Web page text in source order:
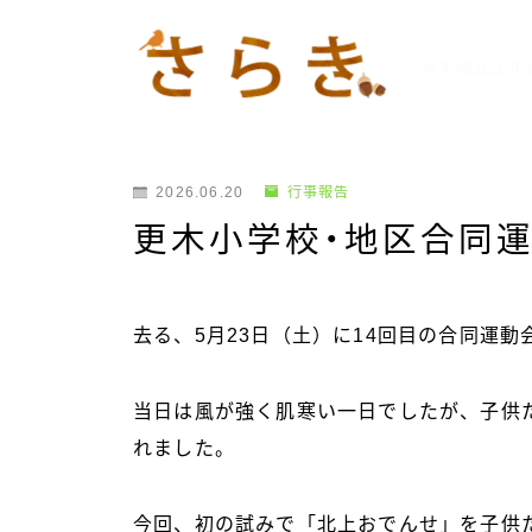
2026.06.20 行事報告
更木小学校・地区合同
去る、5月23日（土）に14回目の合同運動
当日は風が強く肌寒い一日でしたが、子
れました。
今回、初の試みで「北上おでんせ」を子